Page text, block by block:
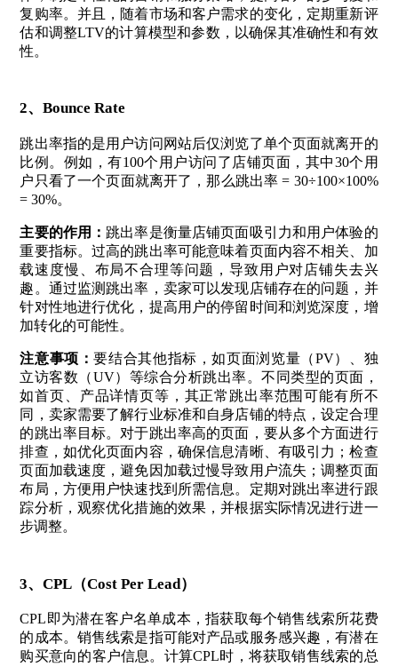
复购率。并且，随着市场和客户需求的变化，定期重新评
估和调整LTV的计算模型和参数，以确保其准确性和有效
性。
2、Bounce Rate
跳出率指的是用户访问网站后仅浏览了单个页面就离开的
比例。例如，有100个用户访问了店铺页面，其中30个用
户只看了一个页面就离开了，那么跳出率 = 30÷100×100%
= 30%。
主要的作用： 跳出率是衡量店铺页面吸引力和用户体验的
重要指标。过高的跳出率可能意味着页面内容不相关、加
载速度慢、布局不合理等问题，导致用户对店铺失去兴
趣。通过监测跳出率，卖家可以发现店铺存在的问题，并
针对性地进行优化，提高用户的停留时间和浏览深度，增
加转化的可能性。
注意事项：要结合其他指标，如页面浏览量（PV）、独
立访客数（UV）等综合分析跳出率。不同类型的页面，
如首页、产品详情页等，其正常跳出率范围可能有所不
同，卖家需要了解行业标准和自身店铺的特点，设定合理
的跳出率目标。对于跳出率高的页面，要从多个方面进行
排查，如优化页面内容，确保信息清晰、有吸引力；检查
页面加载速度，避免因加载过慢导致用户流失；调整页面
布局，方便用户快速找到所需信息。定期对跳出率进行跟
踪分析，观察优化措施的效果，并根据实际情况进行进一
步调整。
3、CPL（Cost Per Lead）
CPL即为潜在客户名单成本，指获取每个销售线索所花费
的成本。销售线索是指可能对产品或服务感兴趣，有潜在
购买意向的客户信息。计算CPL时，将获取销售线索的总